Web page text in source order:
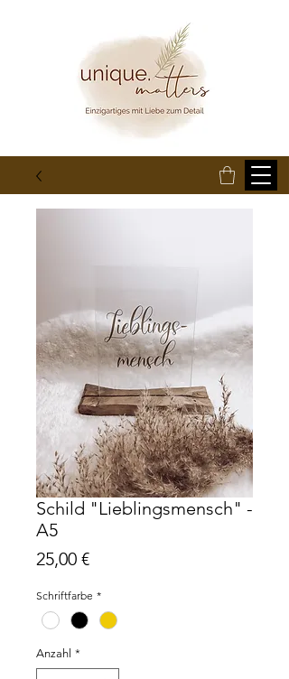
Schild "Lieblingsmensch" -
A5
25,00 €Preis
Schriftfarbe *
Anzahl *